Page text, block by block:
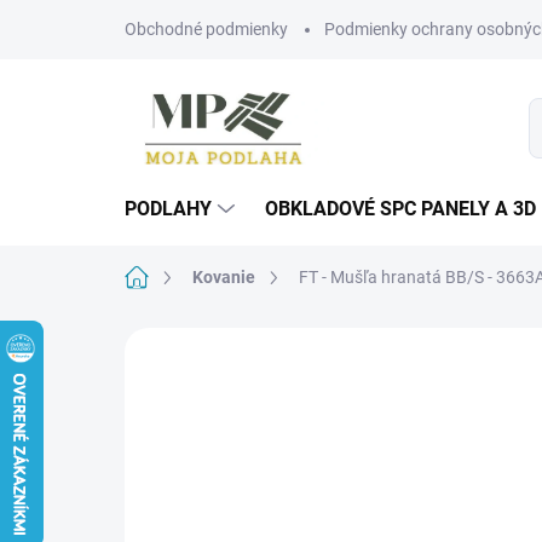
Obchodné podmienky Podmienky ochrany
PODLAHY OBKLADOVÉ SPC PANELY A
DomovKovanie FT - Mušľa hranatá BB/S -